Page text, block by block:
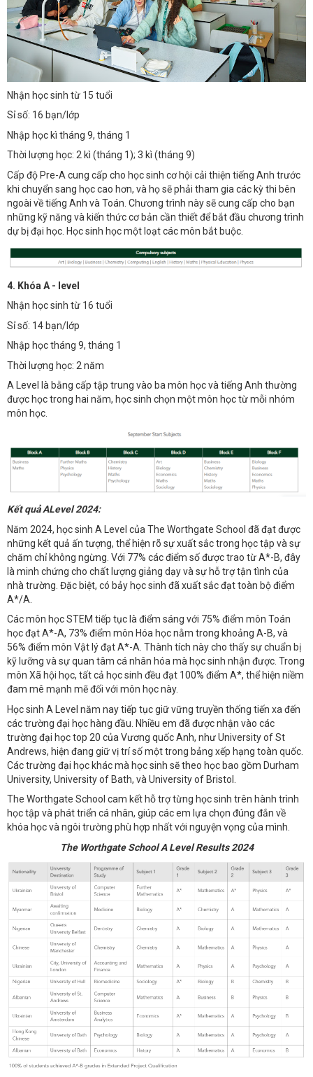
Nhận học sinh từ 15 tuổi
Sỉ số: 16 bạn/lớp
Nhập học kì tháng 9, tháng 1
Thời lượng học: 2 kì (tháng 1); 3 kì (tháng 9)
Cấp độ Pre-A cung cấp cho học sinh cơ hội cải thiện tiếng Anh trước
khi chuyển sang học cao hơn, và họ sẽ phải tham gia các kỳ thi bên
ngoài về tiếng Anh và Toán. Chương trình này sẽ cung cấp cho bạn
những kỹ năng và kiến thức cơ bản cần thiết để bắt đầu chương trình
dự bị đại học. Học sinh học một loạt các môn bắt buộc.
4. Khóa A - level
Nhận học sinh từ 16 tuổi
Sỉ số: 14 bạn/lớp
Nhập học tháng 9, tháng 1
Thời lượng học: 2 năm
A Level là bằng cấp tập trung vào ba môn học và tiếng Anh thường
được học trong hai năm, học sinh chọn một môn học từ mỗi nhóm
môn học.
Kết quả ALevel 2024:
Năm 2024, học sinh A Level của The Worthgate School đã đạt được
những kết quả ấn tượng, thể hiện rõ sự xuất sắc trong học tập và sự
chăm chỉ không ngừng. Với 77% các điểm số được trao từ A*-B, đây
là minh chứng cho chất lượng giảng dạy và sự hỗ trợ tận tình của
nhà trường. Đặc biệt, có bảy học sinh đã xuất sắc đạt toàn bộ điểm
A*/A.
Các môn học STEM tiếp tục là điểm sáng với 75% điểm môn Toán
học đạt A*-A, 73% điểm môn Hóa học nằm trong khoảng A-B, và
56% điểm môn Vật lý đạt A*-A. Thành tích này cho thấy sự chuẩn bị
kỹ lưỡng và sự quan tâm cá nhân hóa mà học sinh nhận được. Trong
môn Xã hội học, tất cả học sinh đều đạt 100% điểm A*, thể hiện niềm
đam mê mạnh mẽ đối với môn học này.
Học sinh A Level năm nay tiếp tục giữ vững truyền thống tiến xa đến
các trường đại học hàng đầu. Nhiều em đã được nhận vào các
trường đại học top 20 của Vương quốc Anh, như University of St
Andrews, hiện đang giữ vị trí số một trong bảng xếp hạng toàn quốc.
Các trường đại học khác mà học sinh sẽ theo học bao gồm Durham
University, University of Bath, và University of Bristol.
The Worthgate School cam kết hỗ trợ từng học sinh trên hành trình
học tập và phát triển cá nhân, giúp các em lựa chọn đúng đắn về
khóa học và ngôi trường phù hợp nhất với nguyện vọng của mình.
The Worthgate School A Level Results 2024